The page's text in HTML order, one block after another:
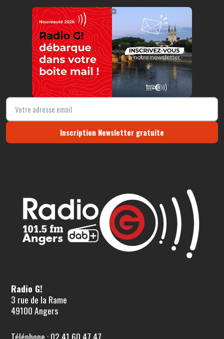
https://radio-g.fr?r308
⧉
Inscription Newsletter gratuite
Radio G!
3 rue de la Rame
49100 Angers
Téléphone : 02 41 60 47 47